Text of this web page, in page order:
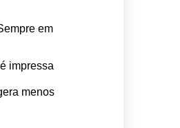
em
impressa
menos